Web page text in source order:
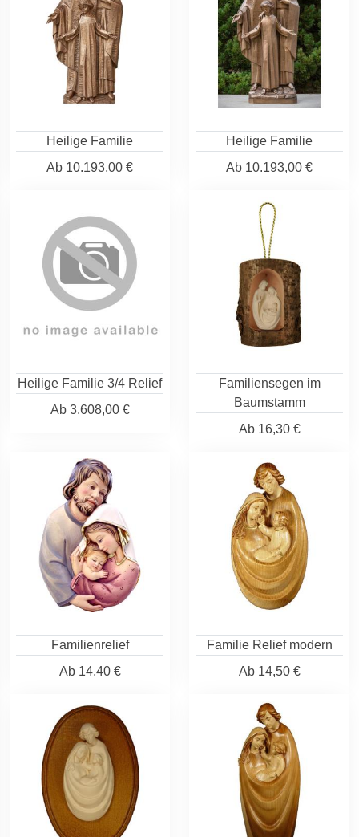
Heilige Familie
Ab 10.193,00 €
Heilige Familie
Ab 10.193,00 €
Heilige Familie 3/4 Relief
Ab3.608,00 €
Familiensegen im
Baumstamm
Ab16,30 €
Familienrelief
Ab14,40 €
Familie Relief modern
Ab14,50 €